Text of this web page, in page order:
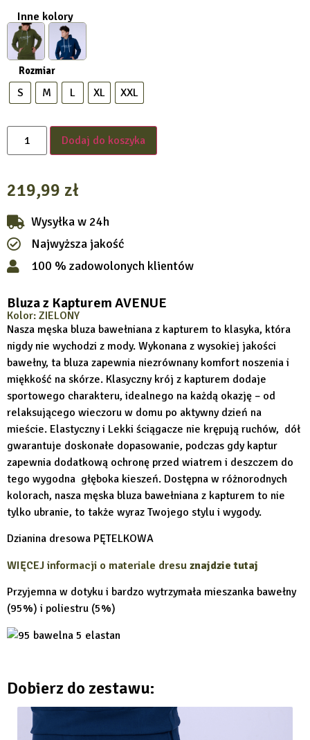
Inne kolory
Rozmiar
S M L XL XXL
Dodaj do koszyka
219,99 zł
Wysyłka w 24h
Najwyższa jakość
100 % zadowolonych klientów
Bluza z Kapturem AVENUE
Kolor: ZIELONY
Nasza męska bluza bawełniana z kapturem to klasyka, która
nigdy nie wychodzi z mody. Wykonana z wysokiej jakości
bawełny, ta bluza zapewnia niezrównany komfort noszenia i
miękkość na skórze. Klasyczny krój z kapturem dodaje
sportowego charakteru, idealnego na każdą okazję – od
relaksującego wieczoru w domu po aktywny dzień na
mieście. Elastyczny i Lekki ściągacze nie krępują ruchów, dół
gwarantuje doskonałe dopasowanie, podczas gdy kaptur
zapewnia dodatkową ochronę przed wiatrem i deszczem do
tego wygodna głęboka kieszeń. Dostępna w różnorodnych
kolorach, nasza męska bluza bawełniana z kapturem to nie
tylko ubranie, to także wyraz Twojego stylu i wygody.
Dzianina dresowa PĘTELKOWA
WIĘCEJ informacji o materiale dresu znajdzie tutaj
Przyjemna w dotyku i bardzo wytrzymała mieszanka bawełny
(95%) i poliestru (5%)
Dobierz do zestawu: